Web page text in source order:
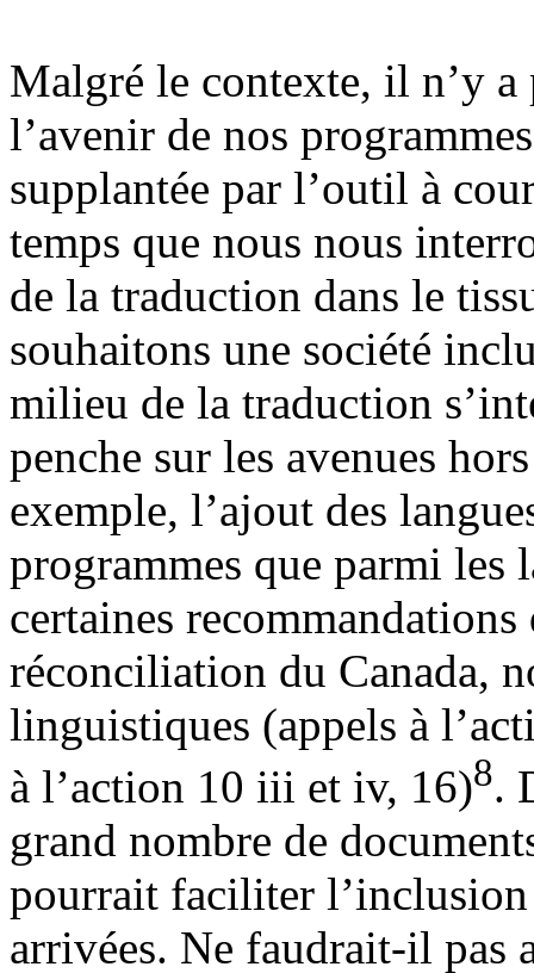
Malgré le contexte, il n’y a
l’avenir de nos
supplantée par l’outil à
temps que nous nous
de la traduction dans le
souhaitons une société
milieu de la traduction
penche sur les avenues
exemple, l’ajout des
programmes que parmi les
certaines
réconciliation du Canada,
linguistiques (appels à
à l’action 10 iii et iv, 16)8.
grand nombre de
pourrait faciliter l’inclusion
arrivées. Ne faudrait-il pas